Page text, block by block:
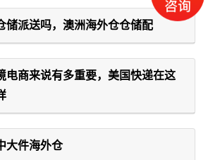
储派送吗，澳洲海外仓仓储配
电商来说有多重要，美国快递在这
大件海外仓